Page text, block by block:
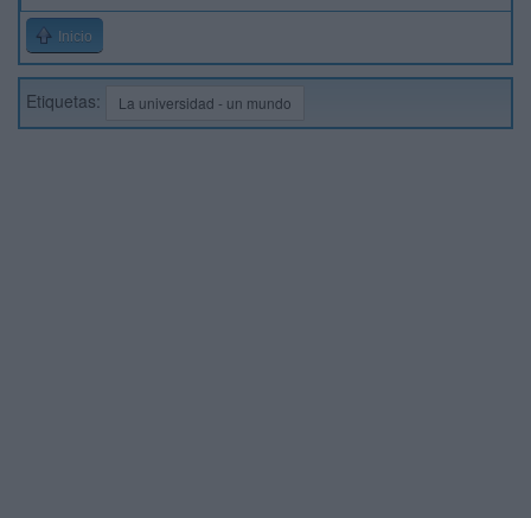
Inicio
Etiquetas: La universidad - un mundo